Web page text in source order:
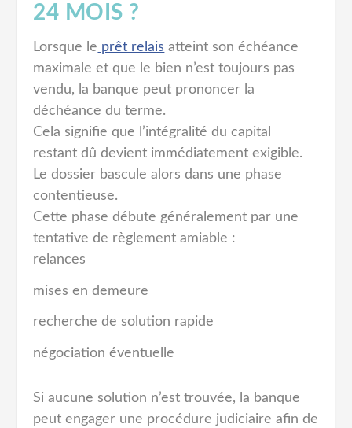
24 MOIS ?
Lorsque le prêt relais atteint son échéance
maximale et que le bien n’est toujours pas
vendu, la banque peut prononcer la
déchéance du terme.
Cela signifie que l’intégralité du capital
restant dû devient immédiatement exigible.
Le dossier bascule alors dans une phase
contentieuse.
Cette phase débute généralement par une
tentative de règlement amiable :
relances
mises en demeure
recherche de solution rapide
négociation éventuelle
Si aucune solution n’est trouvée, la banque
peut engager une procédure judiciaire afin de